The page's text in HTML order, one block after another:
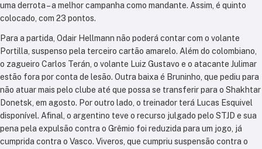
uma derrota – a melhor campanha como mandante. Assim, é quinto
colocado, com 23 pontos.
Para a partida, Odair Hellmann não poderá contar com o volante
Portilla, suspenso pela terceiro cartão amarelo. Além do colombiano,
o zagueiro Carlos Terán, o volante Luiz Gustavo e o atacante Julimar
estão fora por conta de lesão. Outra baixa é Bruninho, que pediu para
não atuar mais pelo clube até que possa se transferir para o Shakhtar
Donetsk, em agosto. Por outro lado, o treinador terá Lucas Esquivel
disponível. Afinal, o argentino teve o recurso julgado pelo STJD e sua
pena pela expulsão contra o Grêmio foi reduzida para um jogo, já
cumprida contra o Vasco. Viveros, que cumpriu suspensão contra o